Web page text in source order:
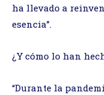
ha llevado a
esencia”.
¿Y cómo lo han
“Durante la